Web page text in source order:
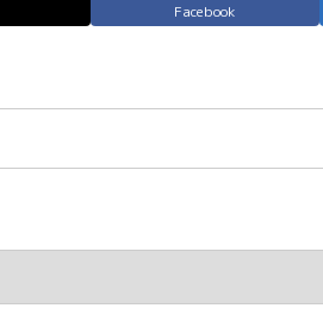
Facebook